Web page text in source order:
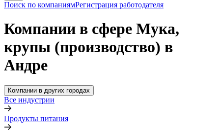
Поиск по компаниямРегистрация работодателя
Компании в сфере Мука,
крупы (производство) в
Андре
Компании в других городах
Все индустрии
Продукты питания